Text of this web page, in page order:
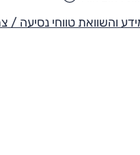
והשוואת טווחי נסיעה /